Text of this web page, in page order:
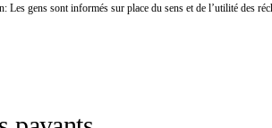
Les gens sont informés sur place du sens et de l’utilité des